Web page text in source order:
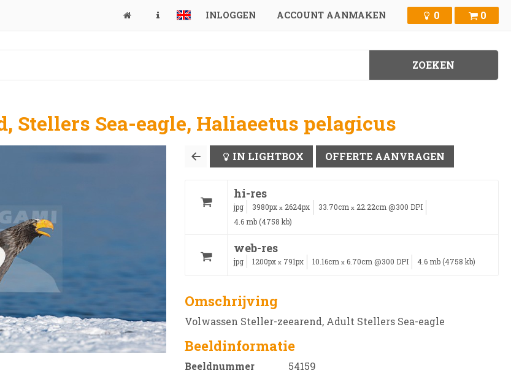
INLOGGEN ACCOUNT AANMAKEN 0 0
Stellers Sea-eagle, Haliaeetus pelagicus
IN LIGHTBOX OFFERTE AANVRAGEN
hi-res
jpg 3980px x 2624px 33.70cm x 22.22cm @300 DPI
4.6 mb (4758 kb)
web-res
jpg 1200px x 791px 10.16cm x 6.70cm @300 DPI 4.6 mb (4758 kb)
Omschrijving
Volwassen Steller-zeearend, Adult Stellers Sea-eagle
Beeldinformatie
Beeldnummer
54159